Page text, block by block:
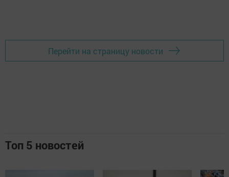
Перейти на страницу новости
Топ 5 новостей